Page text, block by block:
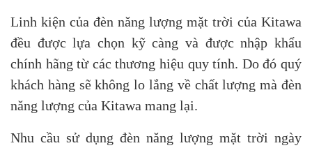
Linh kiện của đèn năng lượng mặt trời của Kitawa
đều được lựa chọn kỹ càng và được nhập khẩu
chính hãng từ các thương hiệu quy tính. Do đó quý
khách hàng sẽ không lo lắng về chất lượng mà đèn
năng lượng của Kitawa mang lại.
Nhu cầu sử dụng đèn năng lượng mặt trời ngày